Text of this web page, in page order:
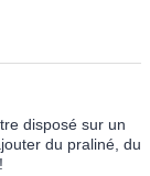
disposé sur un
du praliné, du